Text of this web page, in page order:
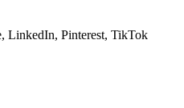
LinkedIn, Pinterest, TikTok